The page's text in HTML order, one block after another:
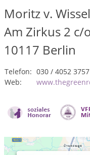
Moritz v. Wissel
Am Zirkus 2 c/
10117 Berlin
Telefon: 030 / 4052 3757
Web: